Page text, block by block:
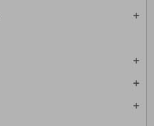
add
add
add
add